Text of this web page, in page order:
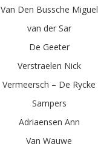
Van Den Bussche Miguel
van der Sar
De Geeter
Verstraelen Nick
Vermeersch – De Rycke
Sampers
Adriaensen Ann
Van Wauwe